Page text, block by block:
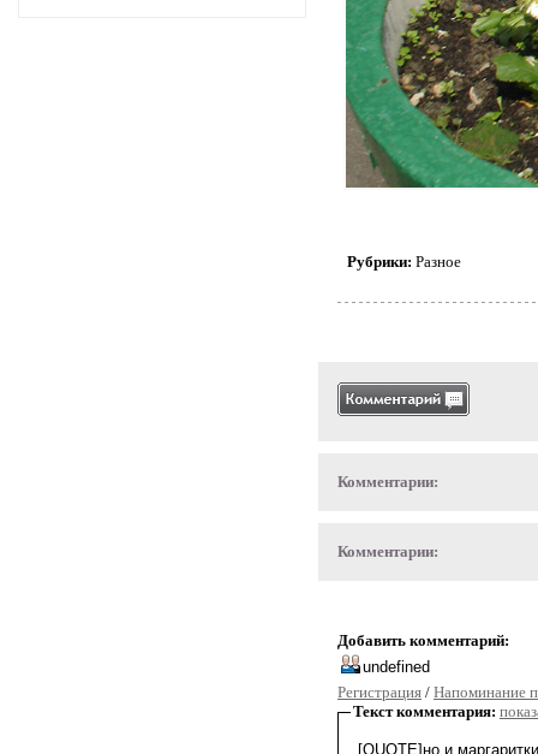
Рубрики: Разное
Комментарии:
Комментарии:
Добавить комментарий:
Регистрация / Напоминание
Текст комментария: